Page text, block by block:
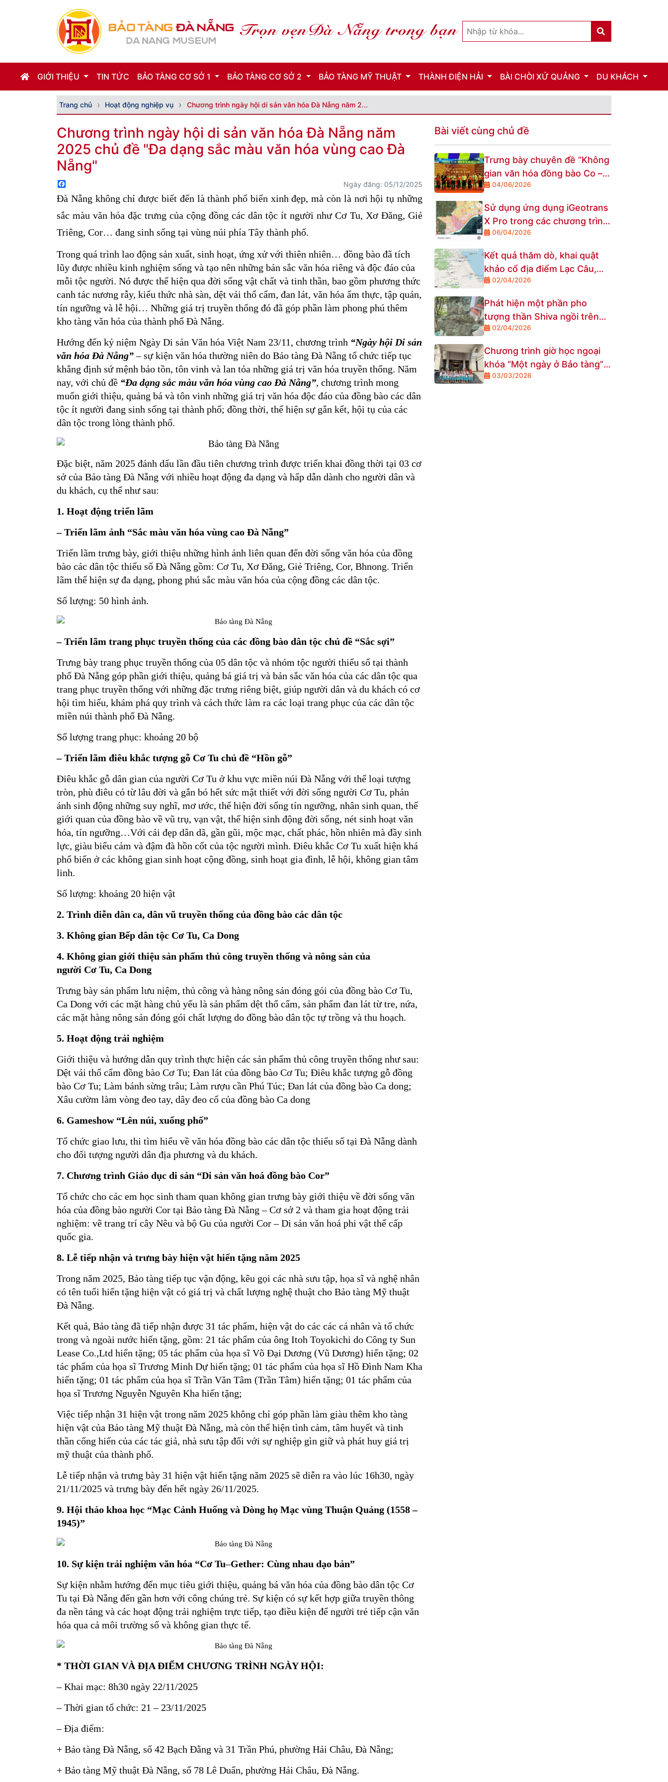
GIỚI THIỆU TIN TỨC BẢO TÀNG CƠ SỞ 1 BẢO TÀNG CƠ SỞ 2 BẢO TÀNG MỸ THUẬT THÀNH ĐIỆN HẢI BÀI CHÒI XỨ QUẢNG DU KHÁCH
Trang chủ Hoạt động nghiệp vụ Chương trình ngày hội di sản văn hóa Đà Nẵng năm 2...
Chương trình ngày hội di sản văn hóa Đà Nẵng năm
2025 chủ đề "Đa dạng sắc màu văn hóa vùng cao Đà
Nẵng"
Ngày đăng: 05/12/2025
Đà Nẵng không chỉ được biết đến là thành phố biển xinh đẹp, mà còn là nơi hội tụ những
sắc màu văn hóa đặc trưng của cộng đồng các dân tộc ít người như Cơ Tu, Xơ Đăng, Giẻ
Triêng, Cor… đang sinh sống tại vùng núi phía Tây thành phố.
Trong quá trình lao động sản xuất, sinh hoạt, ứng xử với thiên nhiên… đồng bào đã tích
lũy được nhiều kinh nghiệm sống và tạo nên những bản sắc văn hóa riêng và độc đáo của
mỗi tộc người. Nó được thể hiện qua đời sống vật chất và tinh thần, bao gồm phương thức
canh tác nương rẫy, kiểu thức nhà sàn, dệt vải thổ cẩm, đan lát, văn hóa ẩm thực, tập quán,
tín ngưỡng và lễ hội… Những giá trị truyền thống đó đã góp phần làm phong phú thêm
kho tàng văn hóa của thành phố Đà Nẵng.
Hướng đến kỷ niệm Ngày Di sản Văn hóa Việt Nam 23/11, chương trình “Ngày hội Di sản
văn hóa Đà Nẵng”– sự kiện văn hóa thường niên do Bảo tàng Đà Nẵng tổ chức tiếp tục
khẳng định sứ mệnh bảo tồn, tôn vinh và lan tỏa những giá trị văn hóa truyền thống. Năm
nay, với chủ đề “Đa dạng sắc màu văn hóa vùng cao Đà Nẵng”, chương trình mong
muốn giới thiệu, quảng bá và tôn vinh những giá trị văn hóa độc đáo của đồng bào các dân
tộc ít người đang sinh sống tại thành phố; đồng thời, thể hiện sự gắn kết, hội tụ của các
dân tộc trong lòng thành phố.
Đặc biệt, năm 2025 đánh dấu lần đầu tiên chương trình được triển khai đồng thời tại 03 cơ
sở của Bảo tàng Đà Nẵng với nhiều hoạt động đa dạng và hấp dẫn dành cho người dân và
du khách, cụ thể như sau:
1. Hoạt động triển lãm
– Triển lãm ảnh “Sắc màu văn hóa vùng cao Đà Nẵng”
Triển lãm trưng bày, giới thiệu những hình ảnh liên quan đến đời sống văn hóa của đồng
bào các dân tộc thiểu số Đà Nẵng gồm: Cơ Tu, Xơ Đăng, Giẻ Triêng, Cor, Bhnong. Triển
lãm thể hiện sự đa dạng, phong phú sắc màu văn hóa của cộng đồng các dân tộc.
Số lượng: 50 hình ảnh.
– Triển lãm trang phục truyền thống của các đồng bào dân tộc chủ đề “Sắc sợi”
Trưng bày trang phục truyền thống của 05 dân tộc và nhóm tộc người thiểu số tại thành
phố Đà Nẵng góp phần giới thiệu, quảng bá giá trị và bản sắc văn hóa của các dân tộc qua
trang phục truyền thống với những đặc trưng riêng biệt, giúp người dân và du khách có cơ
hội tìm hiểu, khám phá quy trình và cách thức làm ra các loại trang phục của các dân tộc
miền núi thành phố Đà Nẵng.
Số lượng trang phục: khoảng 20 bộ
– Triển lãm điêu khắc tượng gỗ Cơ Tu chủ đề “Hồn gỗ”
Điêu khắc gỗ dân gian của người Cơ Tu ở khu vực miền núi Đà Nẵng với thể loại tượng
tròn, phù điêu có từ lâu đời và gắn bó hết sức mật thiết với đời sống người Cơ Tu, phản
ánh sinh động những suy nghĩ, mơ ước, thể hiện đời sống tín ngưỡng, nhân sinh quan, thế
giới quan của đồng bào về vũ trụ, vạn vật, thể hiện sinh động đời sống, nét sinh hoạt văn
hóa, tín ngưỡng…Với cái đẹp dân dã, gần gũi, mộc mạc, chất phác, hồn nhiên mà đầy sinh
lực, giàu biểu cảm và đậm đà hồn cốt của tộc người mình. Điêu khắc Cơ Tu xuất hiện khá
phổ biến ở các không gian sinh hoạt cộng đồng, sinh hoạt gia đình, lễ hội, không gian tâm
linh.
Số lượng: khoảng 20 hiện vật
2. Trình diễn dân ca, dân vũ truyền thống của đồng bào các dân tộc
3. Không gian Bếp dân tộc Cơ Tu, Ca Dong
4. Không gian giới thiệu sản phẩm thủ công truyền thống và nông sản của
người Cơ Tu, Ca Dong
Trưng bày sản phẩm lưu niệm, thủ công và hàng nông sản đóng gói của đồng bào Cơ Tu,
Ca Dong với các mặt hàng chủ yếu là sản phẩm dệt thổ cẩm, sản phẩm đan lát từ tre, nứa,
các mặt hàng nông sản đóng gói chất lượng do đồng bào dân tộc tự trồng và thu hoạch.
5. Hoạt động trải nghiệm
Giới thiệu và hướng dẫn quy trình thực hiện các sản phẩm thủ công truyền thống như sau:
Dệt vải thổ cẩm đồng bào Cơ Tu; Đan lát của đồng bào Cơ Tu; Điêu khắc tượng gỗ đồng
bào Cơ Tu; Làm bánh sừng trâu; Làm rượu cần Phú Túc; Đan lát của đồng bào Ca dong;
Xâu cườm làm vòng đeo tay, dây đeo cổ của đồng bào Ca dong
6. Gameshow “Lên núi, xuống phố”
Tổ chức giao lưu, thi tìm hiểu về văn hóa đồng bào các dân tộc thiểu số tại Đà Nẵng dành
cho đối tượng người dân địa phương và du khách.
7. Chương trình Giáo dục di sản “Di sản văn hoá đồng bào Cor”
Tổ chức cho các em học sinh tham quan không gian trưng bày giới thiệu về đời sống văn
hóa của đồng bào người Cor tại Bảo tàng Đà Nẵng – Cơ sở 2 và tham gia hoạt động trải
nghiệm: vẽ trang trí cây Nêu và bộ Gu của người Cor – Di sản văn hoá phi vật thể cấp
quốc gia.
8. Lễ tiếp nhận và trưng bày hiện vật hiến tặng năm 2025
Trong năm 2025, Bảo tàng tiếp tục vận động, kêu gọi các nhà sưu tập, họa sĩ và nghệ nhân
có tên tuổi hiến tặng hiện vật có giá trị và chất lượng nghệ thuật cho Bảo tàng Mỹ thuật
Đà Nẵng.
Kết quả, Bảo tàng đã tiếp nhận được 31 tác phẩm, hiện vật do các các cá nhân và tổ chức
trong và ngoài nước hiến tặng, gồm: 21 tác phẩm của ông Itoh Toyokichi do Công ty Sun
Lease Co.,Ltd hiến tặng; 05 tác phẩm của họa sĩ Võ Đại Dương (Vũ Dương) hiến tặng; 02
tác phẩm của họa sĩ Trương Minh Dự hiến tặng; 01 tác phẩm của họa sĩ Hồ Đình Nam Kha
hiến tặng; 01 tác phẩm của họa sĩ Trần Văn Tâm (Trần Tâm) hiến tặng; 01 tác phẩm của
họa sĩ Trương Nguyễn Nguyên Kha hiến tặng;
Việc tiếp nhận 31 hiện vật trong năm 2025 không chỉ góp phần làm giàu thêm kho tàng
hiện vật của Bảo tàng Mỹ thuật Đà Nẵng, mà còn thể hiện tình cảm, tâm huyết và tinh
thần cống hiến của các tác giả, nhà sưu tập đối với sự nghiệp gìn giữ và phát huy giá trị
mỹ thuật của thành phố.
Lễ tiếp nhận và trưng bày 31 hiện vật hiến tặng năm 2025 sẽ diễn ra vào lúc 16h30, ngày
21/11/2025 và trưng bày đến hết ngày 26/11/2025.
9. Hội thảo khoa học “Mạc Cảnh Huống và Dòng họ Mạc vùng Thuận Quảng (1558 –
1945)”
10. Sự kiện trải nghiệm văn hóa “Cơ Tu–Gether: Cùng nhau dạo bản”
Sự kiện nhằm hướng đến mục tiêu giới thiệu, quảng bá văn hóa của đồng bào dân tộc Cơ
Tu tại Đà Nẵng đến gần hơn với công chúng trẻ. Sự kiện có sự kết hợp giữa truyền thông
đa nền tảng và các hoạt động trải nghiệm trực tiếp, tạo điều kiện để người trẻ tiếp cận văn
hóa qua cả môi trường số và không gian thực tế.
* THỜI GIAN VÀ ĐỊA ĐIỂM CHƯƠNG TRÌNH NGÀY HỘI:
– Khai mạc: 8h30 ngày 22/11/2025
– Thời gian tổ chức: 21 – 23/11/2025
– Địa điểm:
+ Bảo tàng Đà Nẵng, số 42 Bạch Đằng và 31 Trần Phú, phường Hải Châu, Đà Nẵng;
+ Bảo tàng Mỹ thuật Đà Nẵng, số 78 Lê Duẩn, phường Hải Châu, Đà Nẵng.
Bài viết cùng chủ đề
Trưng bày chuyên đề “Không
gian văn hóa đồng bào Co –
Di sản sống giữa đại ngàn”
04/06/2026
Sử dụng ứng dụng iGeotrans
X Pro trong các chương trình
điều tra, khảo sát di tích, địa
06/04/2026
Kết quả thăm dò, khai quật
khảo cổ địa điểm Lạc Câu,
thôn Lạc Câu, xã Thăng An,
02/04/2026
Phát hiện một phần pho
tượng thần Shiva ngồi trên
bệ chạm nổi hình bò thần
Sơn Trung, thành phố Đà
Nẵng
02/04/2026
Chương trình giờ học ngoại
khóa “Một ngày ở Bảo tàng”
tại Bảo tàng Đà Nẵng – Cơ sở
03/03/2026